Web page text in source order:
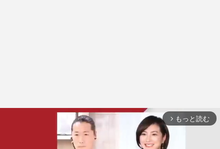
arrow_forward_ios もっと読む